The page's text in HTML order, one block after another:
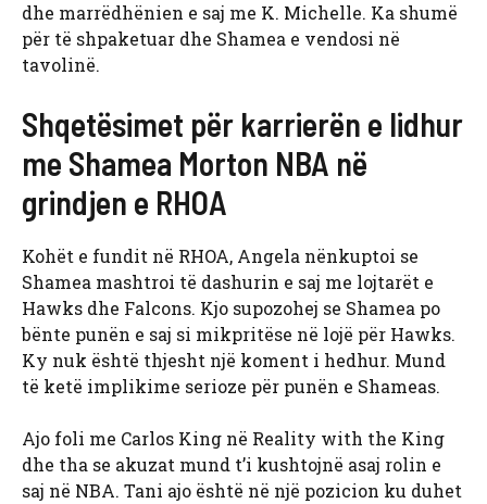
dhe marrëdhënien e saj me K. Michelle. Ka shumë
për të shpaketuar dhe Shamea e vendosi në
tavolinë.
Shqetësimet për karrierën e lidhur
me Shamea Morton NBA në
grindjen e RHOA
Kohët e fundit në RHOA, Angela nënkuptoi se
Shamea mashtroi të dashurin e saj me lojtarët e
Hawks dhe Falcons. Kjo supozohej se Shamea po
bënte punën e saj si mikpritëse në lojë për Hawks.
Ky nuk është thjesht një koment i hedhur. Mund
të ketë implikime serioze për punën e Shameas.
Ajo foli me Carlos King në Reality with the King
dhe tha se akuzat mund t’i kushtojnë asaj rolin e
saj në NBA. Tani ajo është në një pozicion ku duhet